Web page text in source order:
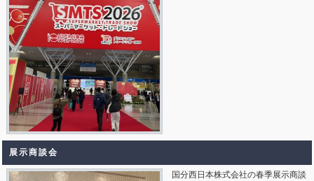
展示商談会
国分西日本株式会社の春季展示商談